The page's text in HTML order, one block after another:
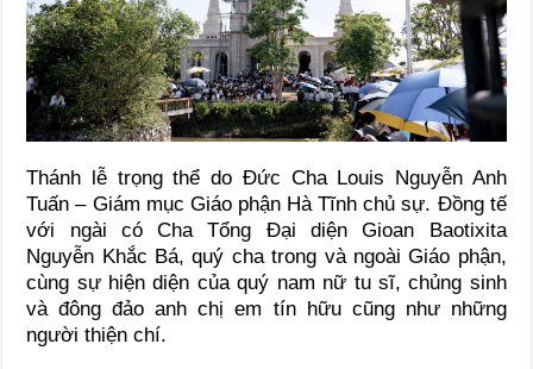
Thánh lễ trọng thể do Đức Cha Louis Nguyễn Anh
Tuấn – Giám mục Giáo phận Hà Tĩnh chủ sự. Đồng tế
với ngài có Cha Tổng Đại diện Gioan Baotixita
Nguyễn Khắc Bá, quý cha trong và ngoài Giáo phận,
cùng sự hiện diện của quý nam nữ tu sĩ, chủng sinh
và đông đảo anh chị em tín hữu cũng như những
người thiện chí.